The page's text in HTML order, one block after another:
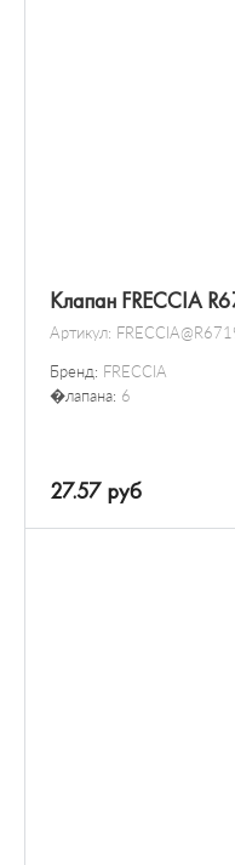
Клапан FRECCIA
Артикул:
Бренд: FRECCIA
�лапана: 6
27.57 руб